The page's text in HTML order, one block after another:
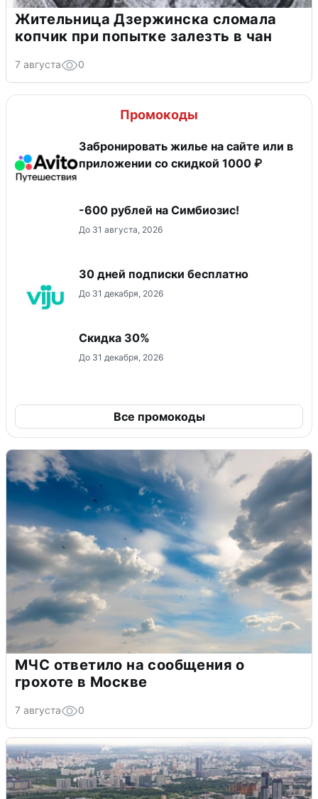
Жительница Дзержинска сломала
копчик при попытке залезть в чан
7 августа 0
Промокоды
Забронировать жилье на сайте или в
приложении со скидкой 1000 ₽
-600 рублей на Симбиозис!
До 31 августа, 2026
30 дней подписки бесплатно
До 31 декабря, 2026
Скидка 30%
До 31 декабря, 2026
Все промокоды
МЧС ответило на сообщения о
грохоте в Москве
7 августа 0